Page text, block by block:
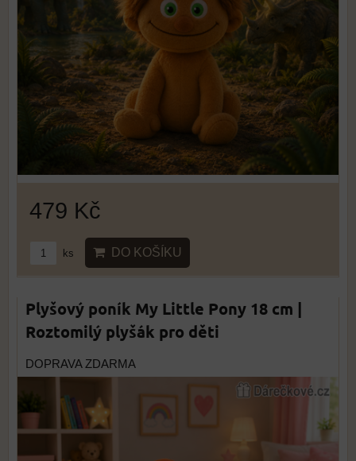
479 Kč
ks DO KOŠÍKU
Plyšový poník My Little Pony 18 cm |
Roztomilý plyšák pro děti
DOPRAVA ZDARMA